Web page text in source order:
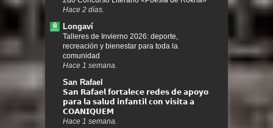
Hace 2 días.
Longaví
Talleres de Invierno 2026: deporte,
recreación y bienestar para toda la
comunidad
Hace 1 semana.
San Rafael
𝗦𝗮𝗻 𝗥𝗮𝗳𝗮𝗲𝗹 𝗳𝗼𝗿𝘁𝗮𝗹𝗲𝗰𝗲 𝗿𝗲𝗱𝗲𝘀 𝗱𝗲 𝗮𝗽𝗼𝘆𝗼
𝗽𝗮𝗿𝗮 𝗹𝗮 𝘀𝗮𝗹𝘂𝗱 𝗶𝗻𝗳𝗮𝗻𝘁𝗶𝗹 𝗰𝗼𝗻 𝘃𝗶𝘀𝗶𝘁𝗮 𝗮
𝗖𝗢𝗔𝗡𝗜𝗤𝗨𝗘𝗠
Hace 1 semana.